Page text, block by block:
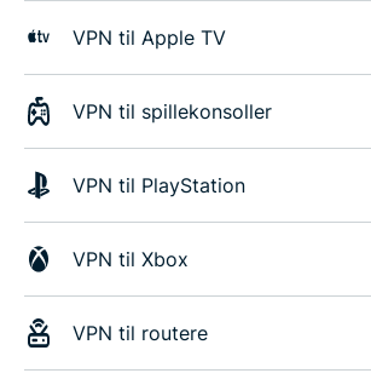
VPN til Apple TV
VPN til spillekonsoller
VPN til PlayStation
VPN til Xbox
VPN til routere